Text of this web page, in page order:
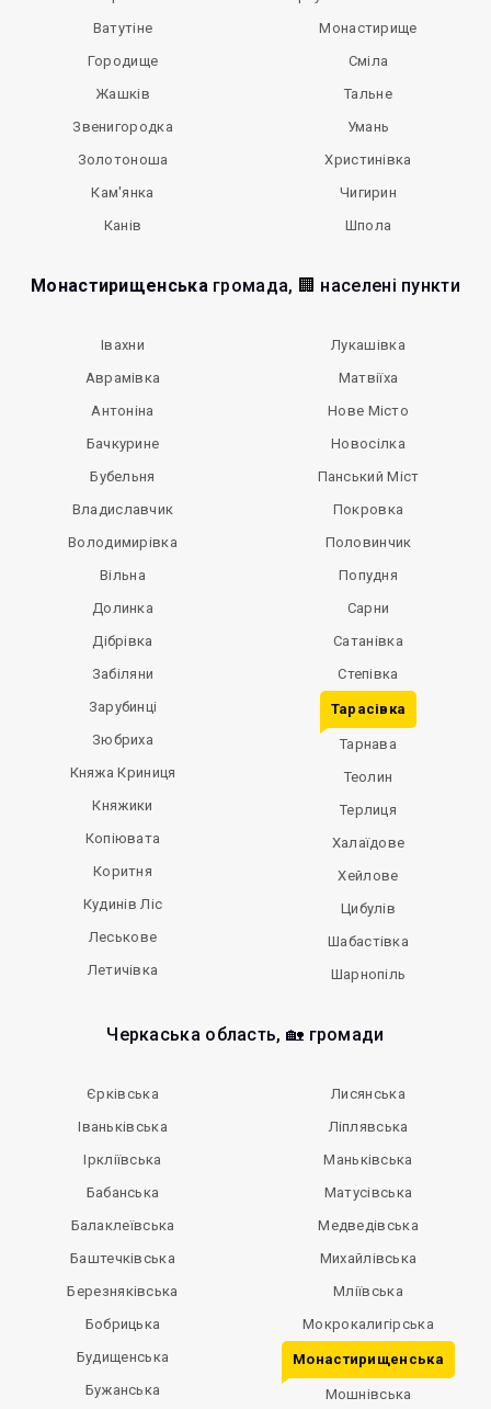
Ватутіне
Городище
Жашків
Звенигородка
Золотоноша
Кам'янка
Канів
Монастирище
Сміла
Тальне
Умань
Христинівка
Чигирин
Шпола
Монастирищенськагромада, 🏢 населені пункти
Івахни
Аврамівка
Антоніна
Бачкурине
Бубельня
Владиславчик
Володимирівка
Вільна
Долинка
Дібрівка
Забіляни
Зарубинці
Зюбриха
Княжа Криниця
Княжики
Копіювата
Коритня
Кудинів Ліс
Леськове
Летичівка
Лукашівка
Матвіїха
Нове Місто
Новосілка
Панський Міст
Покровка
Половинчик
Попудня
Сарни
Сатанівка
Степівка
Тарасівка
Тарнава
Теолин
Терлиця
Халаїдове
Хейлове
Цибулів
Шабастівка
Шарнопіль
Черкаська область, 🏡 громади
Єрківська
Іваньківська
Іркліївська
Бабанська
Балаклеївська
Баштечківська
Березняківська
Бобрицька
Будищенська
Бужанська
Лисянська
Ліплявська
Маньківська
Матусівська
Медведівська
Михайлівська
Мліївська
Мокрокалигірська
Монастирищенська
Мошнівська